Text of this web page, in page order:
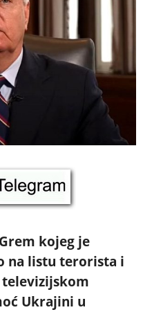
kojeg je
na listu terorista i
Ukrajini u